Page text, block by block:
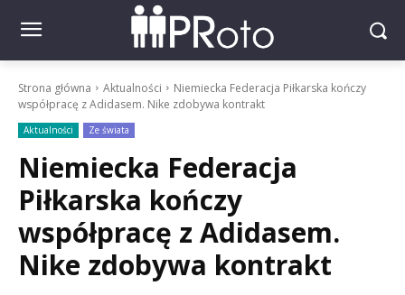
Strona główna Aktualności
Niemiecka Federacja Piłkarska kończy
współpracę z Adidasem. Nike zdobywa kontrakt
Aktualności Ze świata
Niemiecka Federacja
Piłkarska kończy
współpracę z Adidasem.
Nike zdobywa kontrakt